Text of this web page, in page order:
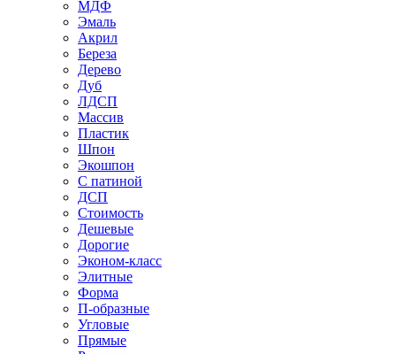
МДФ
Эмаль
Акрил
Береза
Дерево
Дуб
ЛДСП
Массив
Пластик
Шпон
Экошпон
С патиной
ДСП
Стоимость
Дешевые
Дорогие
Эконом-класс
Элитные
Форма
П-образные
Угловые
Прямые